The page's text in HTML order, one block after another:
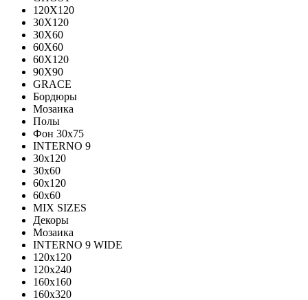
120X120
30X120
30X60
60X60
60Х120
90X90
GRACE
Бордюры
Мозаика
Полы
Фон 30х75
INTERNO 9
30x120
30x60
60x120
60x60
MIX SIZES
Декоры
Мозаика
INTERNO 9 WIDE
120x120
120x240
160x160
160x320